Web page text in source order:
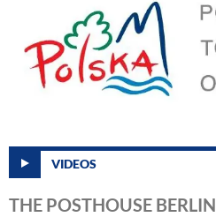
VIDEOS
THE POSTHOUSE BERLIN